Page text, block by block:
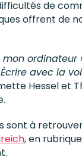
de
offrent de
ordinateur
Écrire avec la
Hessel et
sont à
, en